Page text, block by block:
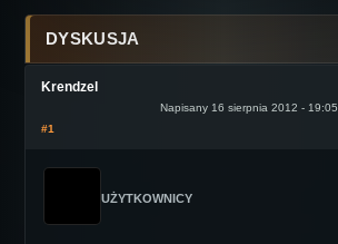
DYSKUSJA
Krendzel
Napisany 16 sierpnia 2012 - 19:05
#1
UŻYTKOWNICY